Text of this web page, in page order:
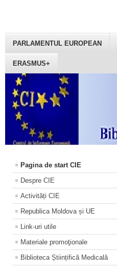
PARLAMENTUL EUROPEAN
ERASMUS+
Pagina de start CIE
Despre CIE
Activități CIE
Republica Moldova și UE
Link-uri utile
Materiale promoţionale
Biblioteca Științifică Medicală